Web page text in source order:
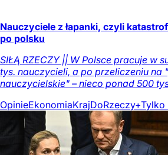
Nauczyciele z łapanki, czyli
po polsku
SIŁĄ RZECZY || W Polsce pracuje w
tys. nauczycieli, a po przeliczeniu na
nauczycielskie" – nieco ponad 500
OpinieEkonomiaKrajDoRzeczy+Tylko